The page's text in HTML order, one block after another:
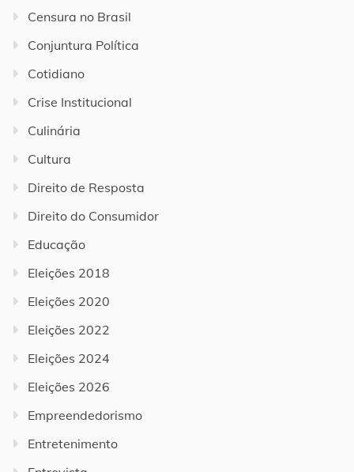
Censura no Brasil
Conjuntura Política
Cotidiano
Crise Institucional
Culinária
Cultura
Direito de Resposta
Direito do Consumidor
Educação
Eleições 2018
Eleições 2020
Eleições 2022
Eleições 2024
Eleições 2026
Empreendedorismo
Entretenimento